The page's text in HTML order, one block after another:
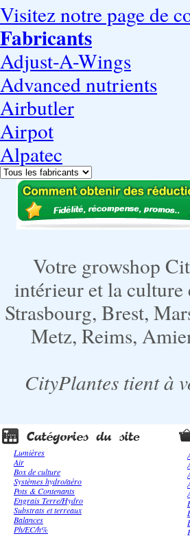
Visitez notre page de
Fabricants
Adjust-A-Wings
Advanced nutrients
Airbutler
Airpot
Alpatec
Votre growshop
intérieur et la culture
Strasbourg, Brest,
Metz, Reims,
CityPlantes tient à
Lumières
Air
Box de culture
Systèmes hydro/aéro
Pots & Contenants
Engrais Terre/Hydro
Substrats et terreaux
Balances
Ph/EC/h%